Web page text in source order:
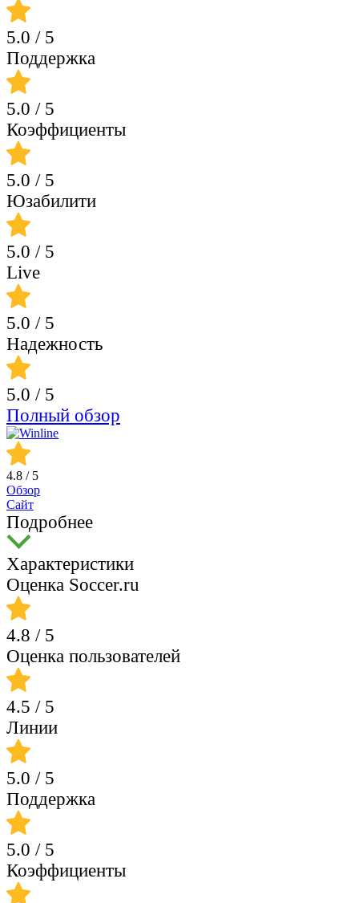
5.0 / 5
Поддержка
5.0 / 5
Коэффициенты
5.0 / 5
Юзабилити
5.0 / 5
Live
5.0 / 5
Надежность
5.0 / 5
Полный обзор
4.8 / 5
Обзор
Сайт
Подробнее
Характеристики
Оценка Soccer.ru
4.8 / 5
Оценка пользователей
4.5 / 5
Линии
5.0 / 5
Поддержка
5.0 / 5
Коэффициенты